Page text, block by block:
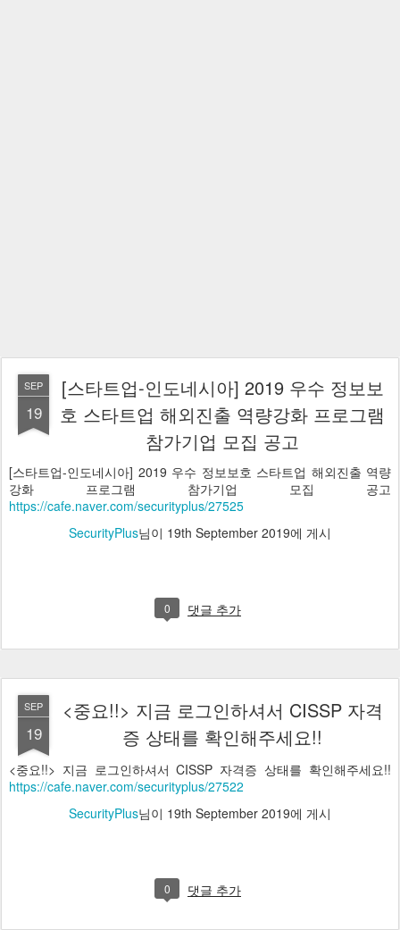
SEP
19
[스타트업-인도네시아] 2019 우수 정보보
호 스타트업 해외진출 역량강화 프로그램
참가기업 모집 공고
[스타트업-인도네시아] 2019 우수 정보보호 스타트업 해외진출 역량
강화 프로그램 참가기업 모집 공고
https://cafe.naver.com/securityplus/27525
SecurityPlus님이 19th September 2019에 게시
0 댓글 추가
SEP
19
<중요!!> 지금 로그인하셔서 CISSP 자격
증 상태를 확인해주세요!!
<중요!!> 지금 로그인하셔서 CISSP 자격증 상태를 확인해주세요!!
https://cafe.naver.com/securityplus/27522
SecurityPlus님이 19th September 2019에 게시
0 댓글 추가